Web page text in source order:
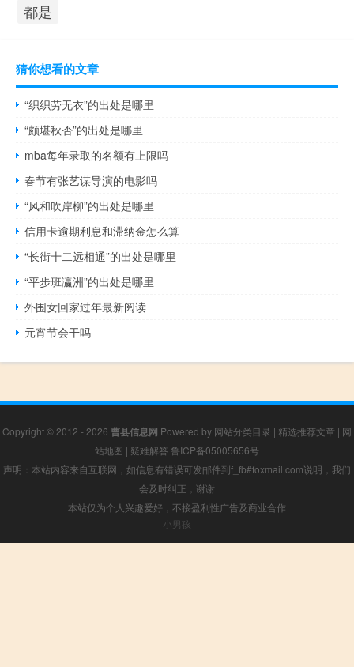
都是
猜你想看的文章
“织织劳无衣”的出处是哪里
“颇堪秋否”的出处是哪里
mba每年录取的名额有上限吗
春节有张艺谋导演的电影吗
“风和吹岸柳”的出处是哪里
信用卡逾期利息和滞纳金怎么算
“长街十二远相通”的出处是哪里
“平步班瀛洲”的出处是哪里
外围女回家过年最新阅读
元宵节会干吗
Copyright © 2012 - 2026 曹县信息网 Powered by 网站分类目录 | 精选推荐文章 | 网
站地图 | 疑难解答 鲁ICP备05005656号
声明：本站内容来自互联网，如信息有错误可发邮件到f_fb#foxmail.com说明，我们
会及时纠正，谢谢
本站仅为个人兴趣爱好，不接盈利性广告及商业合作
小男孩